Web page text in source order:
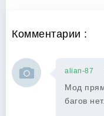
Комментарии :
alian-87
Мод прям
багов